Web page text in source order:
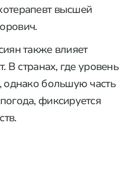
высшей
также влияет
В странах, где уровень
большую часть
фиксируется